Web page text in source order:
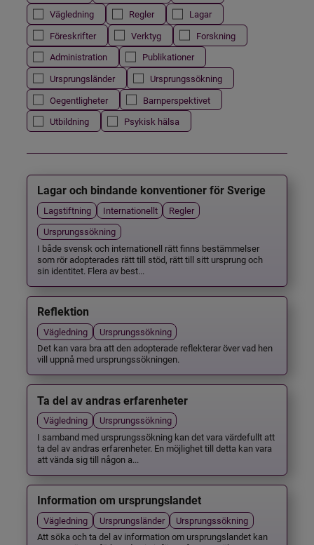
Vägledning
Regler
Lagar
Föreskrifter
Verktyg
Forskning
Administration
Publikationer
Ursprungsländer
Ursprungssökning
Oegentligheter
Barnperspektivet
Utbildning
Psykisk hälsa
Lagar och bindande konventioner för Sverige
Lagstiftning Internationellt
Regler
Ursprungssökning
I både svensk och internationell rätt finns bestämmelser
som rör adopterades rätt till stöd, rätt till sitt ursprung och
sin identitet. Flera av best...
Reflektion
Vägledning
Ursprungssökning
Det kan vara bra att den adopterade reflekterar över vad hen
vill uppnå med ursprungssökningen.
Ta del av andras erfarenheter
Vägledning
Ursprungssökning
I samband med ursprungssökning kan det vara värdefullt att
ta del av andras erfarenheter. En möjlighet till detta kan vara
att vända sig till någon a...
Information om ursprungslandet
Vägledning Ursprungsländer
Ursprungssökning
Att söka och ta del av information om ursprungslandet kan